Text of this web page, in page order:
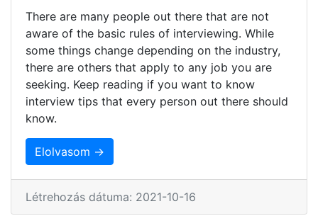
There are many people out there that are not
aware of the basic rules of interviewing. While
some things change depending on the industry,
there are others that apply to any job you are
seeking. Keep reading if you want to know
interview tips that every person out there should
know.
Elolvasom →
Létrehozás dátuma: 2021-10-16